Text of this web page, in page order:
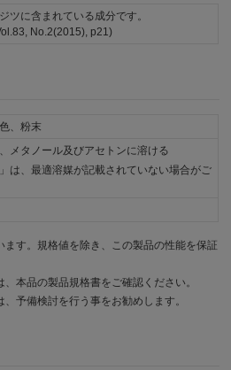
ツに含まれている成分です。
No.2(2015), p21)
、粉末
メタノール及びアセトンに溶ける
」は、最適溶媒が記載されていない場合がご
ます。規格値を除き、この製品の性能を保証
本品の製品規格書をご確認ください。
予備検討を行う事をお勧めします。